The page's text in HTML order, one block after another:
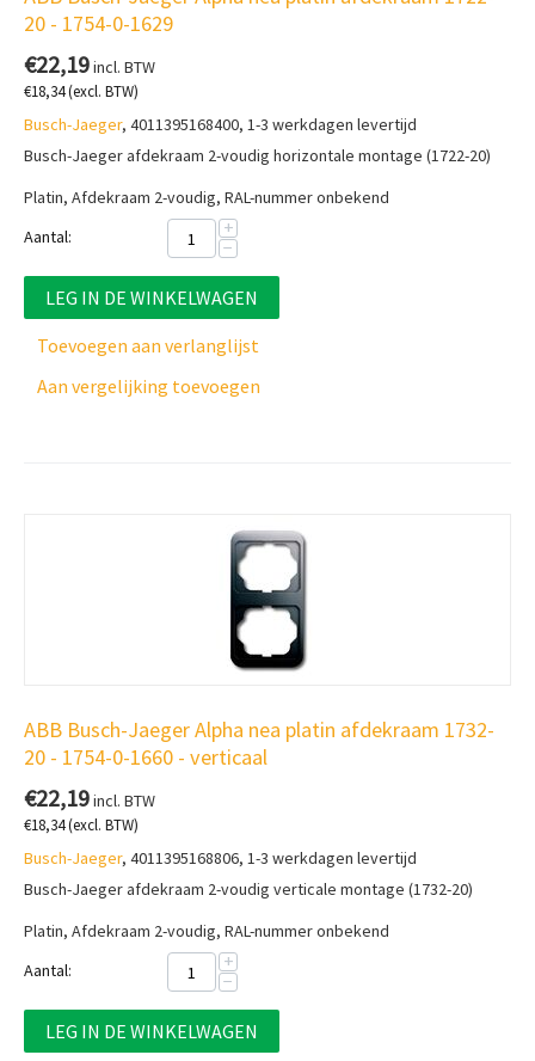
20 - 1754-0-1629
€22,19incl. BTW
€18,34(excl. BTW)
Busch-Jaeger, 4011395168400, 1-3 werkdagen levertijd
Busch-Jaeger afdekraam 2-voudig horizontale montage (1722-20)
Platin, Afdekraam 2-voudig, RAL-nummer onbekend
Aantal:
+
−
LEG IN DE WINKELWAGEN
Toevoegen aan verlanglijst
Aan vergelijking toevoegen
ABB Busch-Jaeger Alpha nea platin afdekraam 1732-
20 - 1754-0-1660 - verticaal
€22,19incl. BTW
€18,34(excl. BTW)
Busch-Jaeger, 4011395168806, 1-3 werkdagen levertijd
Busch-Jaeger afdekraam 2-voudig verticale montage (1732-20)
Platin, Afdekraam 2-voudig, RAL-nummer onbekend
Aantal:
+
−
LEG IN DE WINKELWAGEN